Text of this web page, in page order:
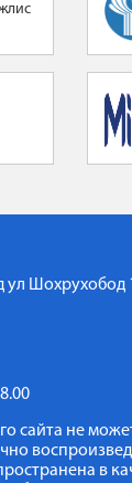
ул Шохрухобод
сайта не
в